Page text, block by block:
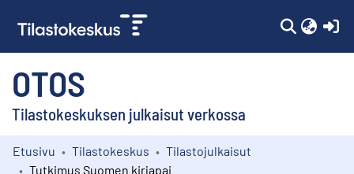
OTOS
Tilastokeskuksen julkaisut verkossa
Kokoelmat
Etusivu Tilastokeskus
Tilastojulkaisut